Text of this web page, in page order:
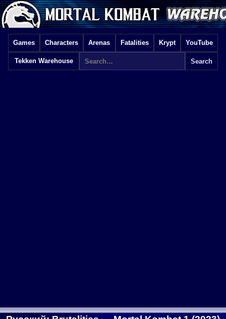
Games Characters Arenas Fatalities Krypt YouTube
Tekken Warehouse